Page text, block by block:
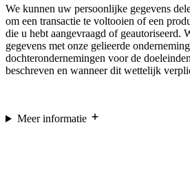
We kunnen uw persoonlijke gegevens
om een transactie te voltooien of een
die u hebt aangevraagd of geautoriseerd.
gegevens met onze gelieerde
dochterondernemingen voor de
beschreven en wanneer dit wettelijk
Meer informatie